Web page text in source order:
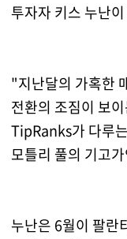
투자자 키스 누난
"지난달의 가혹한
전환의 조짐이 보
TipRanks가 다루
모틀리 풀의 기고
누난은 6월이 팔란